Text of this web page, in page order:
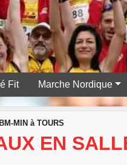
Fit Marche Nordique
MIN à TOURS
EN